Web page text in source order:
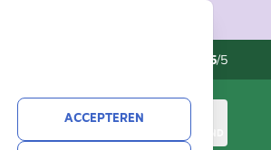
ACCEPTEREN
4.5/5
WINKELMAND